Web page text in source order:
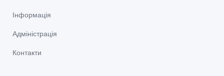
Інформація
Адміністрація
Контакти